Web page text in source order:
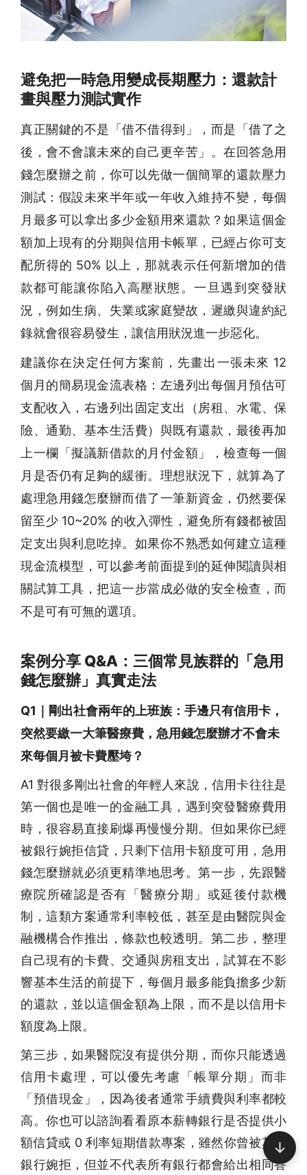
避免把一時急用變成長期壓力：還款計
畫與壓力測試實作
真正關鍵的不是「借不借得到」，而是「借了之
後，會不會讓未來的自己更辛苦」。在回答急用
錢怎麼辦之前，你可以先做一個簡單的還款壓力
測試：假設未來半年或一年收入維持不變，每個
月最多可以拿出多少金額用來還款？如果這個金
額加上現有的分期與信用卡帳單，已經占你可支
配所得的 50% 以上，那就表示任何新增加的借
款都可能讓你陷入高壓狀態。一旦遇到突發狀
況，例如生病、失業或家庭變故，遲繳與違約紀
錄就會很容易發生，讓信用狀況進一步惡化。
建議你在決定任何方案前，先畫出一張未來 12
個月的簡易現金流表格：左邊列出每個月預估可
支配收入，右邊列出固定支出（房租、水電、保
險、通勤、基本生活費）與既有還款，最後再加
上一欄「擬議新借款的月付金額」，檢查每一個
月是否仍有足夠的緩衝。理想狀況下，就算為了
處理急用錢怎麼辦而借了一筆新資金，仍然要保
留至少 10~20% 的收入彈性，避免所有錢都被固
定支出與利息吃掉。如果你不熟悉如何建立這種
現金流模型，可以參考前面提到的延伸閱讀與相
關試算工具，把這一步當成必做的安全檢查，而
不是可有可無的選項。
案例分享 Q&A：三個常見族群的「急用
錢怎麼辦」真實走法
Q1｜剛出社會兩年的上班族：手邊只有信用卡，
突然要繳一大筆醫療費，急用錢怎麼辦才不會未
來每個月被卡費壓垮？
A1 對很多剛出社會的年輕人來說，信用卡往往是
第一個也是唯一的金融工具，遇到突發醫療費用
時，很容易直接刷爆再慢慢分期。但如果你已經
被銀行婉拒信貸，只剩下信用卡額度可用，急用
錢怎麼辦就必須更精準地思考。第一步，先跟醫
療院所確認是否有「醫療分期」或延後付款機
制，這類方案通常利率較低，甚至是由醫院與金
融機構合作推出，條款也較透明。第二步，整理
自己現有的卡費、交通與房租支出，試算在不影
響基本生活的前提下，每個月最多能負擔多少新
的還款，並以這個金額為上限，而不是以信用卡
額度為上限。
第三步，如果醫院沒有提供分期，而你只能透過
信用卡處理，可以優先考慮「帳單分期」而非
「預借現金」，因為後者通常手續費與利率都較
高。你也可以諮詢看看原本薪轉銀行是否提供小
額信貸或 0 利率短期借款專案，雖然你曾被其他
銀行婉拒，但並不代表所有銀行都會給出相同答
↓